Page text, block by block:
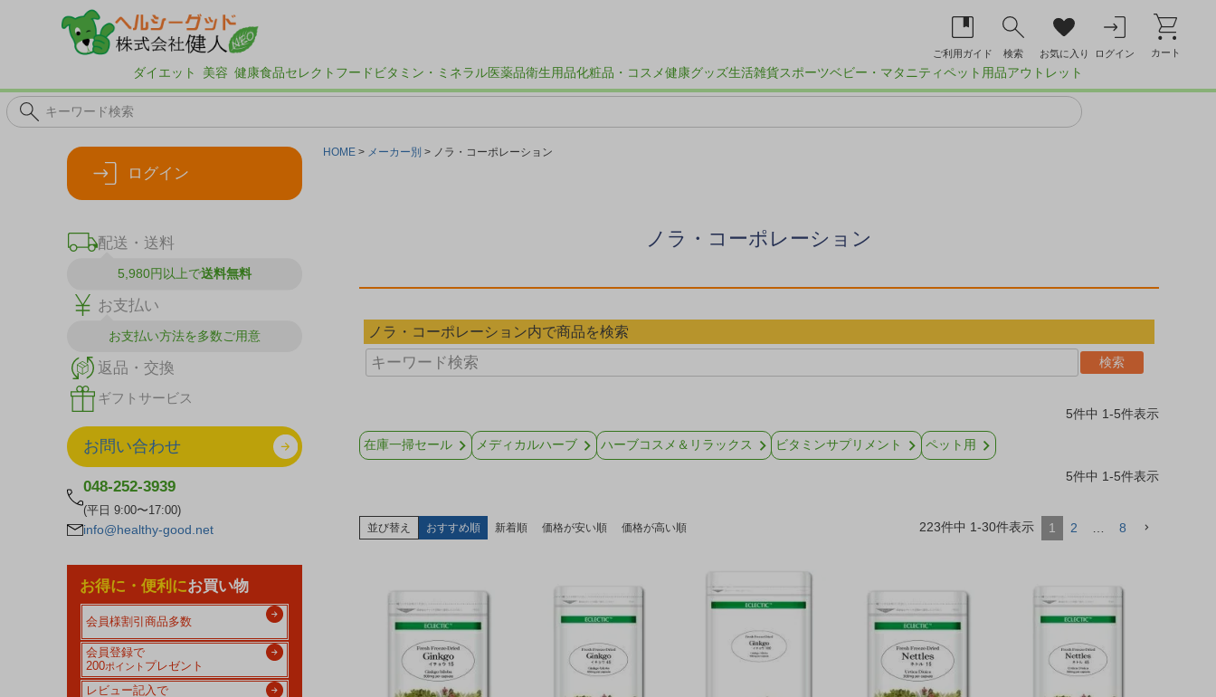
ご利用ガイド 検索 お気に入り ログイン カート
ダイエット 美容 健康食品セレクトフード ビタミン・ミネラル医薬品衛生用品化粧品・コスメ健康グッズ生活雑貨スポーツベビー・マタニティペット用品アウトレット
ログイン
配送・送料
5,980円以上で送料無料
お支払い
お支払い方法を多数ご用意
返品・交換
ギフトサービス
お問い合わせ
048-252-3939
(平日 9:00〜17:00)
info@healthy-good.net
お得に・便利にお買い物
会員様割引商品多数
会員登録で
200ポイント プレゼント
レビュー記入で
HOME メーカー別 ノラ・コーポレーション
ノラ・コーポレーション
ノラ・コーポレーション内で商品を検索
検索
5件中 1-5件表示
在庫一掃セール メディカルハーブ ハーブコスメ＆リラックス ビタミンサプリメント ペット用
5件中 1-5件表示
並び替え おすすめ順 新着順 価格が安い順 価格が高い順 223件中 1-30件表示 1 2 8